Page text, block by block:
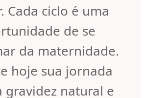
Cada ciclo é uma
de se
da maternidade.
hoje sua jornada
gravidez natural e